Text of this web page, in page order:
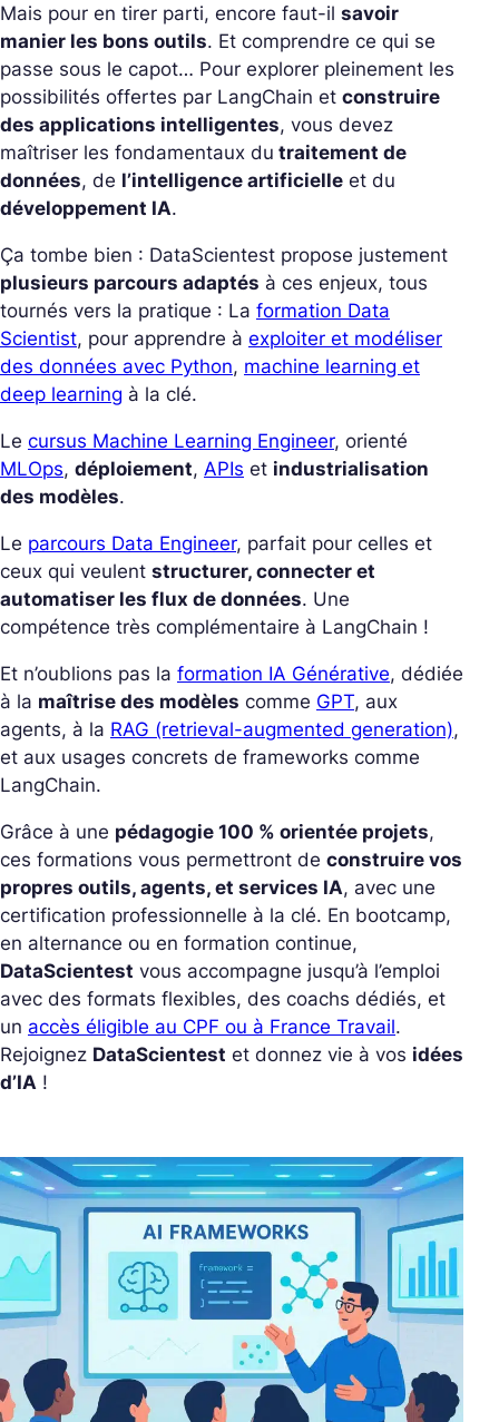
Mais pour en tirer parti, encore faut-il savoir
manier les bons outils. Et comprendre ce qui se
passe sous le capot… Pour explorer pleinement les
possibilités offertes par LangChain et construire
des applications intelligentes, vous devez
maîtriser les fondamentaux du traitement de
données, de l’intelligence artificielle et du
développement IA.
Ça tombe bien : DataScientest propose justement
plusieurs parcours adaptés à ces enjeux, tous
tournés vers la pratique : La formation Data
Scientist, pour apprendre à exploiter et modéliser
des données avec Python, machine learning et
deep learning à la clé.
Le cursus Machine Learning Engineer, orienté
MLOps, déploiement, APIs et industrialisation
des modèles.
Le parcours Data Engineer, parfait pour celles et
ceux qui veulent structurer, connecter et
automatiser les flux de données. Une
compétence très complémentaire à LangChain !
Et n’oublions pas la formation IA Générative, dédiée
à la maîtrise des modèles comme GPT, aux
agents, à la RAG (retrieval-augmented generation),
et aux usages concrets de frameworks comme
LangChain.
Grâce à une pédagogie 100 % orientée projets,
ces formations vous permettront de construire vos
propres outils, agents, et services IA, avec une
certification professionnelle à la clé. En bootcamp,
en alternance ou en formation continue,
DataScientest vous accompagne jusqu’à l’emploi
avec des formats flexibles, des coachs dédiés, et
un accès éligible au CPF ou à France Travail.
Rejoignez DataScientest et donnez vie à vos idées
d’IA !